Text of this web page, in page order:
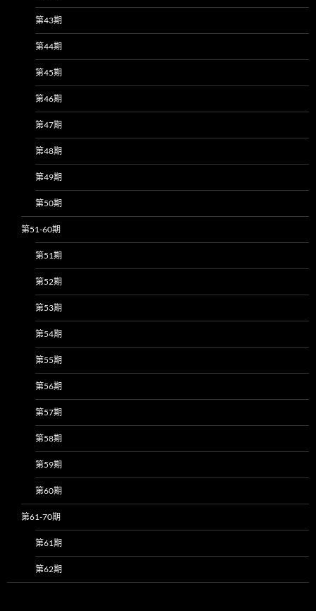
第43期
第44期
第45期
第46期
第47期
第48期
第49期
第50期
第51-60期
第51期
第52期
第53期
第54期
第55期
第56期
第57期
第58期
第59期
第60期
第61-70期
第61期
第62期